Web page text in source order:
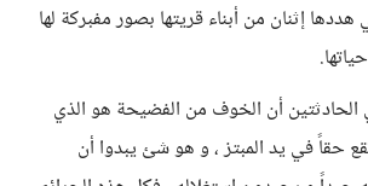
إثنان من أبناء قريتها بصور مفبركة لها
الحادثتين أن الخوف من الفضيحة هو الذي
حقاً في يد المبتز ، و هو شئ يبدوا أن